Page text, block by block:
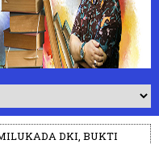
DKI, BUKTI